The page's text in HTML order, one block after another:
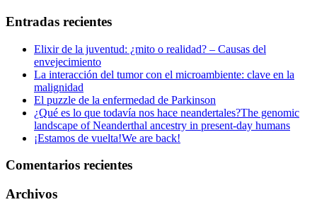
Entradas recientes
Elixir de la juventud: ¿mito o realidad? – Causas del
envejecimiento
La interacción del tumor con el microambiente: clave en la
malignidad
El puzzle de la enfermedad de Parkinson
¿Qué es lo que todavía nos hace neandertales?The genomic
landscape of Neanderthal ancestry in present-day humans
¡Estamos de vuelta!We are back!
Comentarios recientes
Archivos